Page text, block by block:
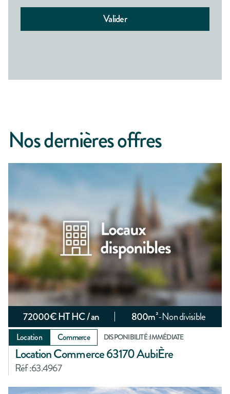
Nos dernières offres
72000€ HT HC / an 800m²-Non divisible
Location Commerce DISPONIBILITÉ :IMMÉDIATE
Location Commerce 63170 AubiÈre
Réf :63.4967